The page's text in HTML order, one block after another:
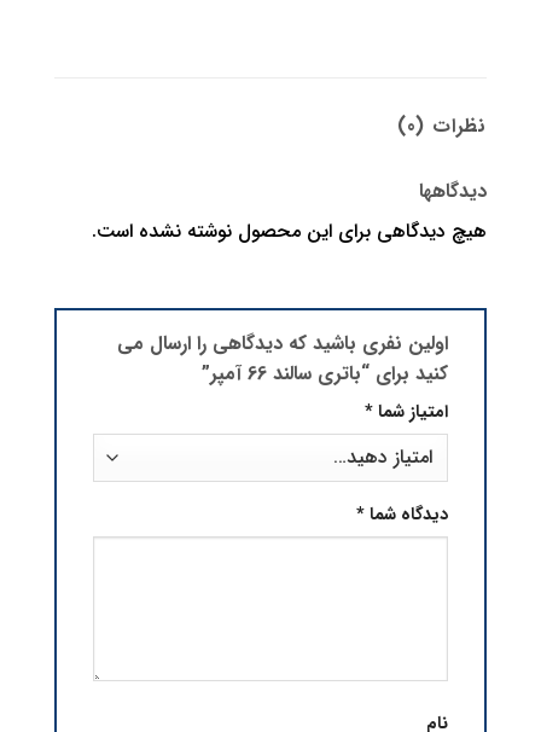
نظرات (0)
دیدگاهها
هیچ دیدگاهی برای این محصول نوشته نشده است.
اولین نفری باشید که دیدگاهی را ارسال می
کنید برای “باتری سالند 66 آمپر”
امتیاز شما*
دیدگاه شما*
نام